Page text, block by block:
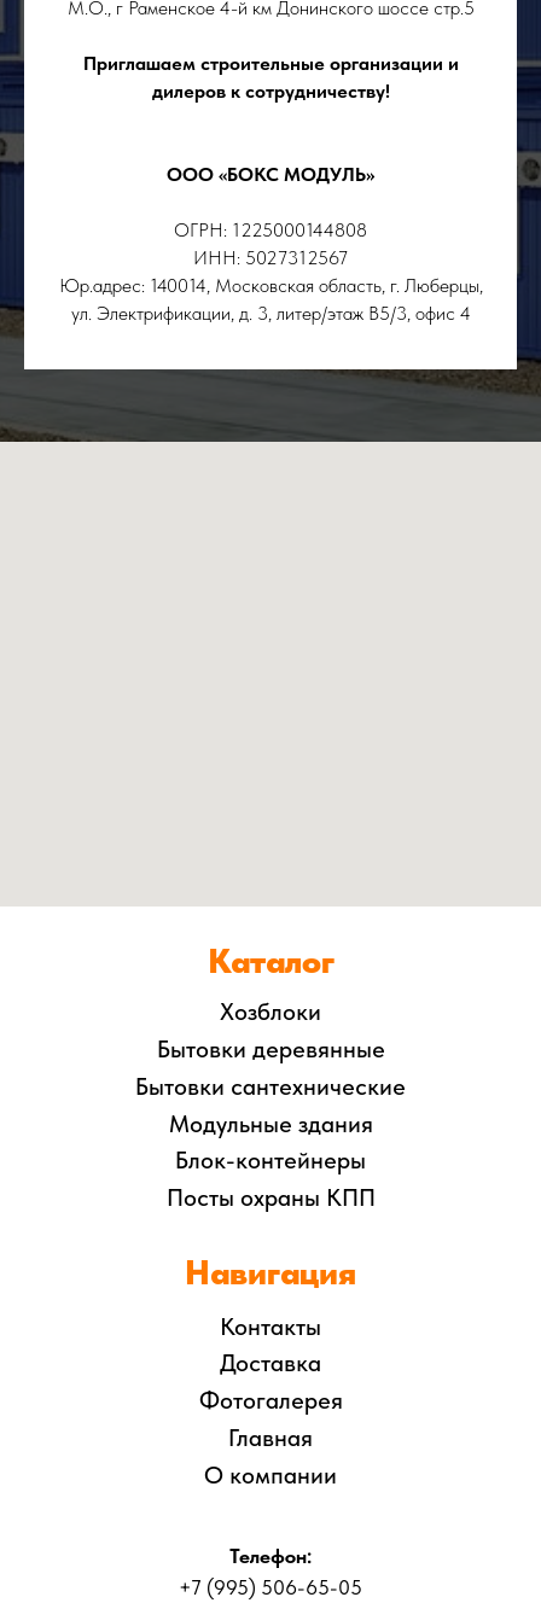
М.О., г Раменское 4-й км Донинского шоссе стр.5
Приглашаем строительные организации и
дилеров к сотрудничеству!
ООО «БОКС МОДУЛЬ»
ОГРН: 1225000144808
ИНН: 5027312567
Юр.адрес: 140014, Московская область, г. Люберцы,
ул. Электрификации, д. 3, литер/этаж В5/3, офис 4